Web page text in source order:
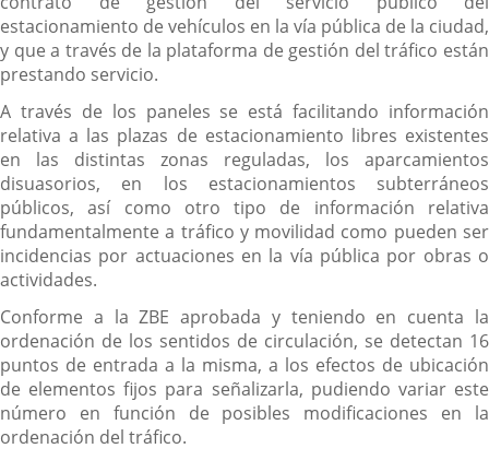
estacionamiento de vehículos en la vía pública de la ciudad,
y que a través de la plataforma de gestión del tráfico están
prestando servicio.
A través de los paneles se está facilitando información
relativa a las plazas de estacionamiento libres existentes
en las distintas zonas reguladas, los aparcamientos
disuasorios, en los estacionamientos subterráneos
públicos, así como otro tipo de información relativa
fundamentalmente a tráfico y movilidad como pueden ser
incidencias por actuaciones en la vía pública por obras o
actividades.
Conforme a la ZBE aprobada y teniendo en cuenta la
ordenación de los sentidos de circulación, se detectan 16
puntos de entrada a la misma, a los efectos de ubicación
de elementos fijos para señalizarla, pudiendo variar este
número en función de posibles modificaciones en la
ordenación del tráfico.